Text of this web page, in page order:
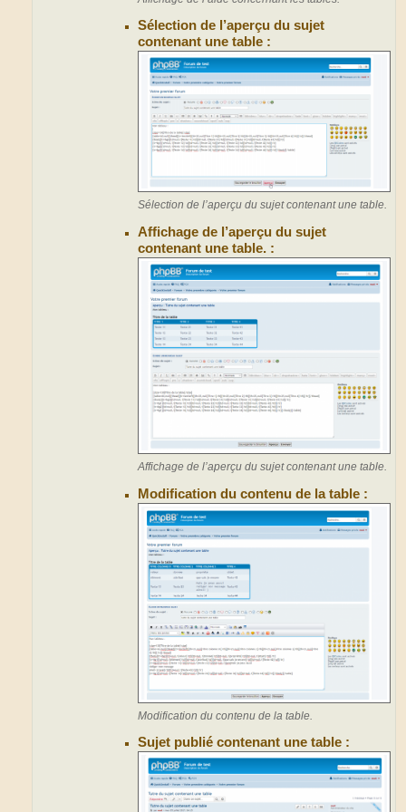
Sélection de l’aperçu du sujet
contenant une table :
Sélection de l’aperçu du sujet contenant une table.
Affichage de l’aperçu du sujet
contenant une table. :
Affichage de l’aperçu du sujet contenant une table.
Modification du contenu de la table :
Modification du contenu de la table.
Sujet publié contenant une table :